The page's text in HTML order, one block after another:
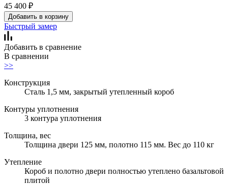
45 400 ₽
Добавить в корзину
Быстрый замер
Добавить в сравнение
В сравнении
>>
Конструкция
Сталь 1,5 мм, закрытый утепленный короб
Контуры уплотнения
3 контура уплотнения
Толщина, вес
Толщина двери 125 мм, полотно 115 мм. Вес до 110 кг
Утепление
Короб и полотно двери полностью утеплено базальтовой
плитой